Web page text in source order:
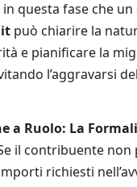
questa fase che
può chiarire la
e pianificare la
l’aggravarsi
a Ruolo: La
il contribuente non
richiesti